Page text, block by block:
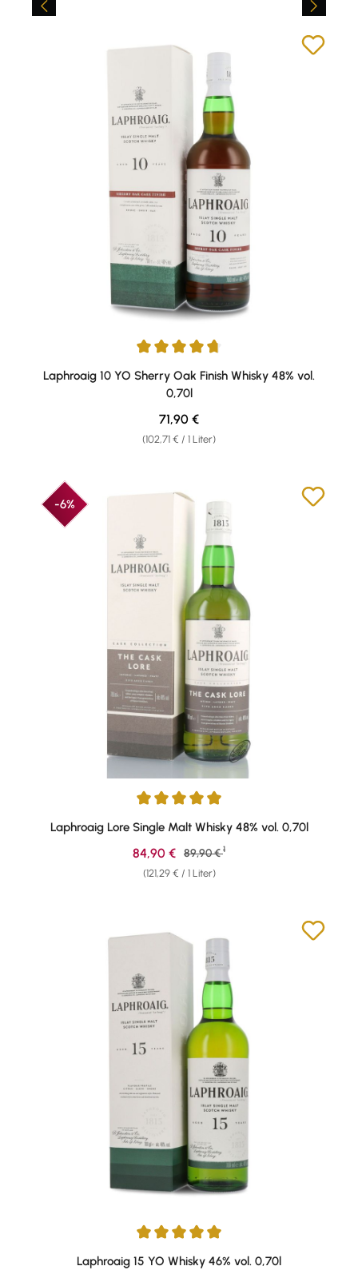
Durchschnittliche Bewertung von 4.7 von 5 Sternen
Laphroaig 10 YO Sherry Oak Finish Whisky 48% vol.
0,70l
(102,71 € / 1 Liter)
Regulärer Preis:
71,90 €
-6%
Durchschnittliche Bewertung von 4.91 von 5 Sternen
Laphroaig Lore Single Malt Whisky 48% vol. 0,70l
(121,29 € / 1 Liter)
Verkaufspreis:
84,90 € Regulärer Preis:
89,90 € 1
Durchschnittliche Bewertung von 5 von 5 Sternen
Laphroaig 15 YO Whisky 46% vol. 0,70l